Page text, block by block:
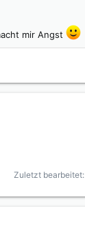
mir Angst
Zuletzt bearbeitet: